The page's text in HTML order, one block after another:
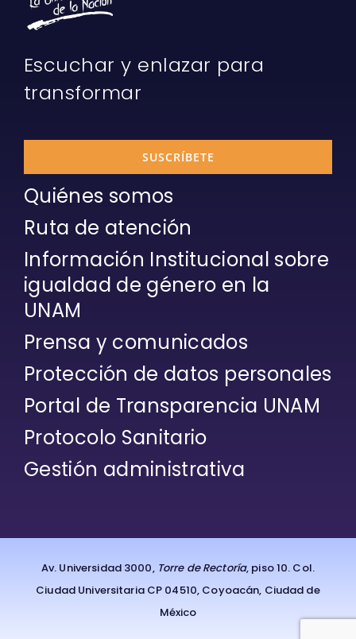
Escuchar y enlazar para
transformar
SUSCRÍBETE
Quiénes somos
Ruta de atención
Información Institucional sobre
igualdad de género en la
UNAM
Prensa y comunicados
Protección de datos personales
Portal de Transparencia UNAM
Protocolo Sanitario
Gestión administrativa
Av. Universidad 3000, Torre de Rectoría, piso 10. Col.
Ciudad Universitaria CP 04510, Coyoacán, Ciudad de
México